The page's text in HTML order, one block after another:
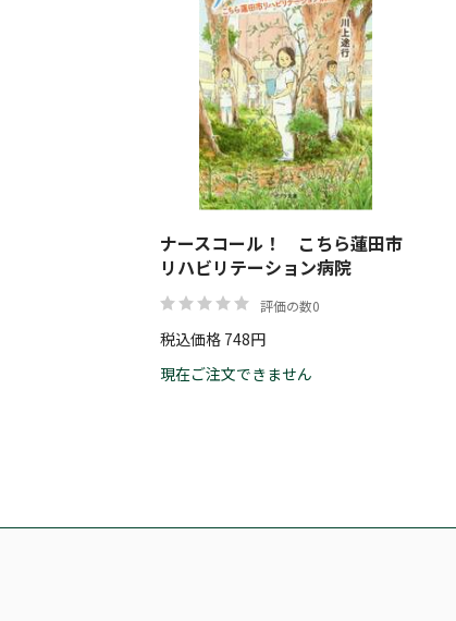
ナースコール！ こちら蓮田市
リハビリテーション病院
評価の数0
税込価格 748円
現在ご注文できません